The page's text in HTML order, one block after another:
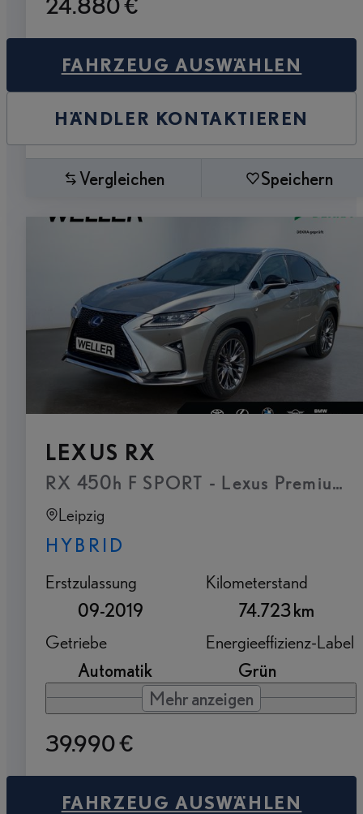
FAHRZEUG AUSWÄHLEN
HÄNDLER KONTAKTIEREN
Vergleichen Speichern
LEXUS RX
RX 450h F SPORT - Lexus Premium
Leipzig
HYBRID
Erstzulassung
09-2019
Kilometerstand
74.723 km
Getriebe
Automatik
Energieeffizienz-Label
Grün
Mehr anzeigen
39.990 €
FAHRZEUG AUSWÄHLEN